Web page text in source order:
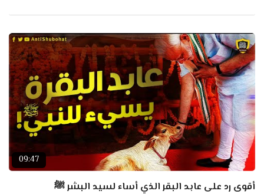
09:47
أقوى رد على عابد البقر الذي أساء لسيد البشر ﷺ